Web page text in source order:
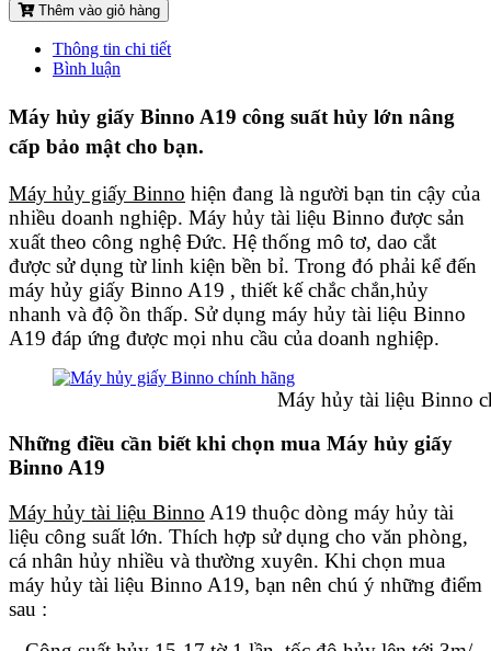
Thêm vào giỏ hàng
Thông tin chi tiết
Bình luận
Máy hủy giấy Binno A19 công suất hủy lớn nâng
cấp bảo mật cho bạn.
Máy hủy giấy Binno hiện đang là người bạn tin cậy của
nhiều doanh nghiệp. Máy hủy tài liệu Binno được sản
xuất theo công nghệ Đức. Hệ thống mô tơ, dao cắt
được sử dụng từ linh kiện bền bỉ. Trong đó phải kể đến
máy hủy giấy Binno A19 , thiết kế chắc chắn,hủy
nhanh và độ ồn thấp. Sử dụng máy hủy tài liệu Binno
A19 đáp ứng được mọi nhu cầu của doanh nghiệp.
Máy hủy tài liệu Binno
Những điều cần biết khi chọn mua Máy hủy giấy
Binno A19
Máy hủy tài liệu Binno A19 thuộc dòng máy hủy tài
liệu công suất lớn. Thích hợp sử dụng cho văn phòng,
cá nhân hủy nhiều và thường xuyên. Khi chọn mua
máy hủy tài liệu Binno A19, bạn nên chú ý những điểm
sau :